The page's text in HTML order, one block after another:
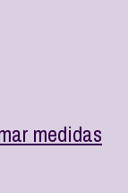
medidas